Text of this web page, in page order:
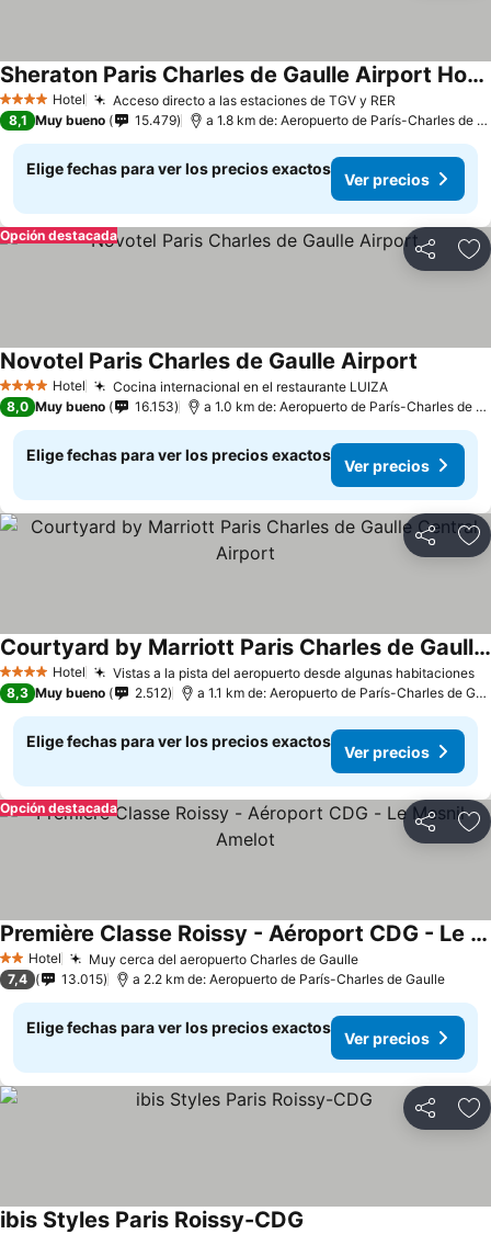
4 EstrellasHotel Acceso directo a las estaciones de TGV y RER
Sheraton Paris Charles de Gaulle Airport Hotel
8,1 Muy bueno 15.479 a 1.8 km de: Aeropuerto de París-Charles de Gaulle
Elige fechas para ver los precios exactos
Ver precios
Compartir
Opción destacada
4 EstrellasHotel Cocina internacional en el restaurante LUIZA
Novotel Paris Charles de Gaulle Airport
8,0 Muy bueno 16.153 a 1.0 km de: Aeropuerto de París-Charles de Gaulle
Elige fechas para ver los precios exactos
Ver precios
Compartir
4 EstrellasHotel Vistas a la pista del aeropuerto desde algunas habitaciones
Courtyard by Marriott Paris Charles de Gaulle Central Airport
8,3 Muy bueno 2.512 a 1.1 km de: Aeropuerto de París-Charles de Gaulle
Elige fechas para ver los precios exactos
Ver precios
Compartir
Opción destacada
2 Estrellas
Hotel Muy cerca del aeropuerto Charles de Gaulle
Première Classe Roissy - Aéroport CDG - Le Mesnil-Amelot
7,4 13.015 a 2.2 km de: Aeropuerto de París-Charles de Gaulle
Elige fechas para ver los precios exactos
Ver precios
Compartir
ibis Styles Paris Roissy-CDG